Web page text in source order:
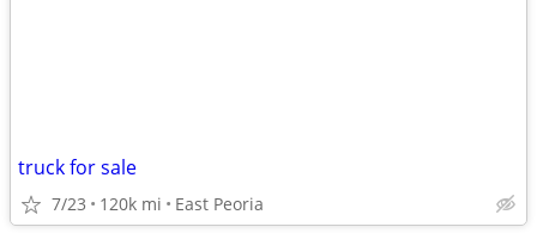
truck for sale
7/23 120k mi East Peoria